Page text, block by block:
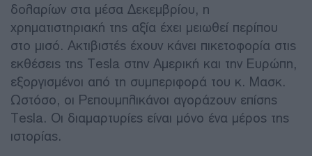
δολαρίων στα μέσα Δεκεμβρίου, η
χρηματιστηριακή της αξία έχει μειωθεί περίπου
στο μισό. Ακτιβιστές έχουν κάνει πικετοφορία στις
εκθέσεις της Tesla στην Αμερική και την Ευρώπη,
εξοργισμένοι από τη συμπεριφορά του κ. Μασκ.
Ωστόσο, οι Ρεπουμπλικάνοι αγοράζουν επίσης
Tesla. Οι διαμαρτυρίες είναι μόνο ένα μέρος της
ιστορίας.